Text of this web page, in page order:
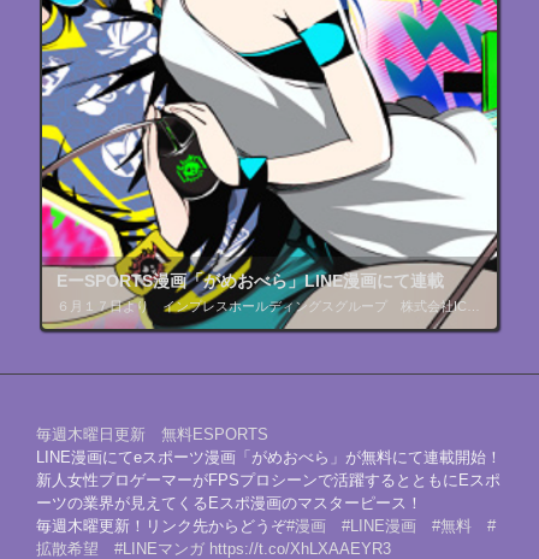
EーSPORTS漫画「がめおべら」LINE漫画にて連載
毎週木曜日更新 無料ESPORTS
LINE漫画にてeスポーツ漫画「がめおべら」が無料にて連載開始！
新人女性プロゲーマーがFPSプロシーンで活躍するとともにEスポ
ーツの業界が見えてくるEスポ漫画のマスターピース！
毎週木曜更新！リンク先からどうぞ#漫画 #LINE漫画 #無料
#
拡散希望
#LINEマンガ https://t.co/XhLXAAEYR3